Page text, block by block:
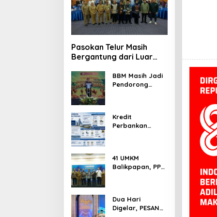
Pasokan Telur Masih
Bergantung dari Luar
Siapkan Peternak Baru
BBM Masih Jadi
Pendorong
Balikpapan dan
PPU Terkendali
Kredit
Perbankan
Jadi Penggerak
Utama
41 UMKM
Balikpapan, PPU,
Ekspor
Dua Hari
Digelar, PESAN